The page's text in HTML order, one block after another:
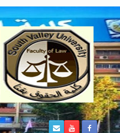
Skip
to
content